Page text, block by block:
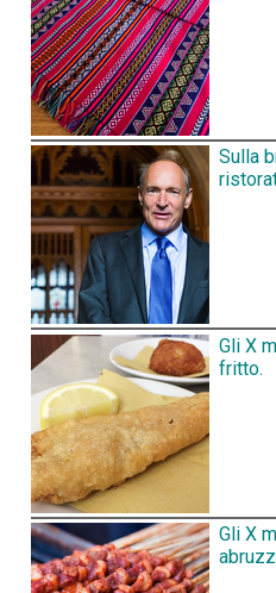
Sulla
Gli X
fritto.
Gli X